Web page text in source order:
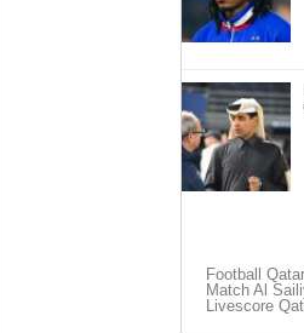
Football
Match Al
Livescore